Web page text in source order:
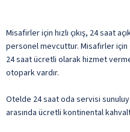
Misafirler için hızlı çıkış, 24 saat
personel mevcuttur. Misafirler
24 saat ücretli olarak hizmet
otopark vardır.
Otelde 24 saat oda servisi
arasında ücretli kontinental